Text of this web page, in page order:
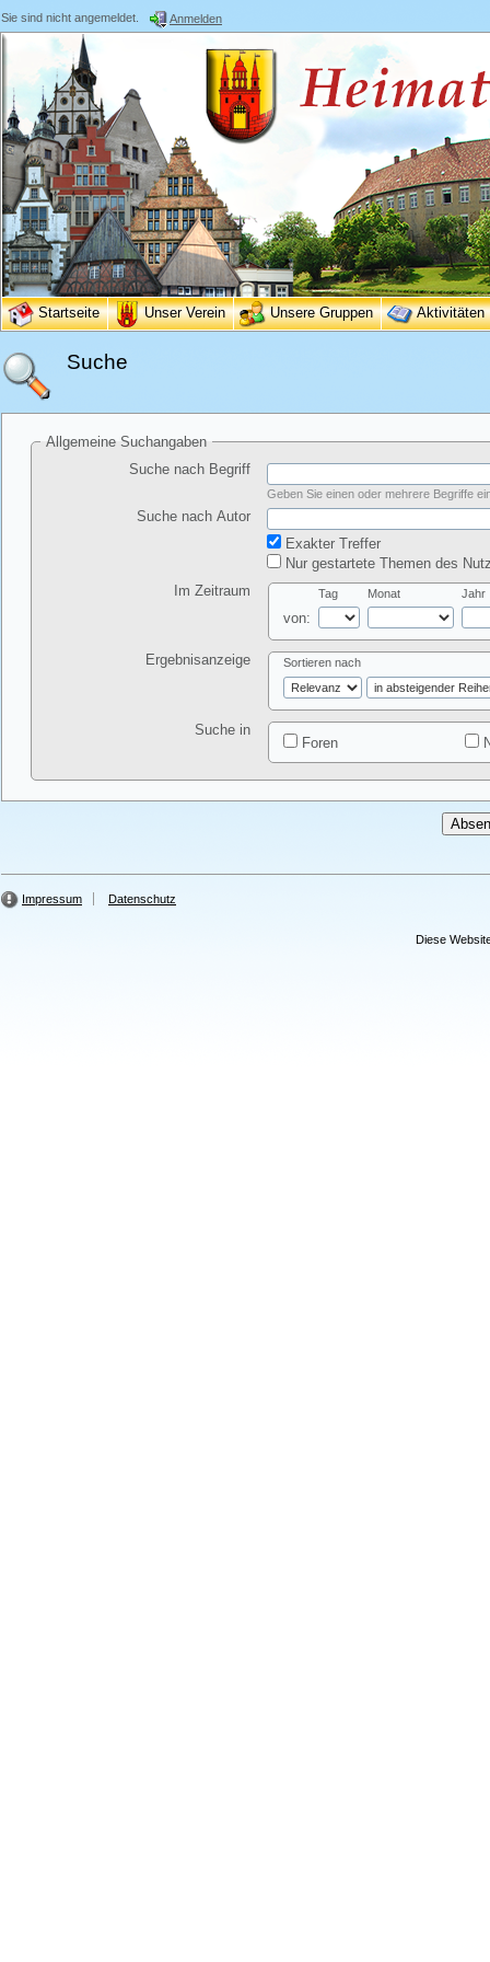
Sie sind nicht angemeldet. Anmelden
Startseite Unser Verein Unsere Gruppen Aktivitäten
Suche
Allgemeine Suchangaben
Suche nach Begriff
Geben Sie einen oder mehrere Begriffe
Suche nach Autor
Exakter Treffer
Nur gestartete Themen des
Im Zeitraum
von:
Tag Monat Jahr
Ergebnisanzeige Sortieren nach
Suche in
Foren
Impressum Datenschutz
Diese